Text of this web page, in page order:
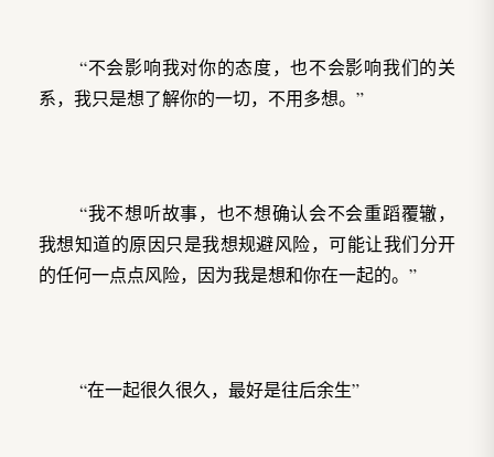
“不会影响我对你的态度，也不会影响我们的关
系，我只是想了解你的一切，不用多想。”
“我不想听故事，也不想确认会不会重蹈覆辙，
我想知道的原因只是我想规避风险，可能让我们分开
的任何一点点风险，因为我是想和你在一起的。”
“在一起很久很久，最好是往后余生”